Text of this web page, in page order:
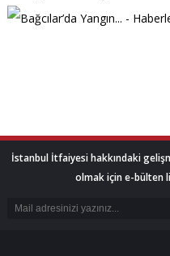
İstanbul İtfaiyesi hakkındaki
olmak için e-bülten